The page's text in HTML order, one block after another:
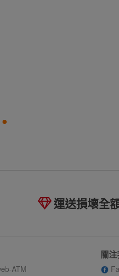
運送損壞全
ATM
關